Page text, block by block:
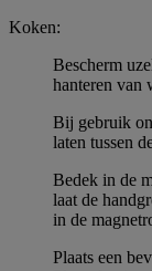
Koken:
Bescherm
hanteren van
Bij gebruik
laten tussen
Bedek in de
laat de
in de
Plaats een